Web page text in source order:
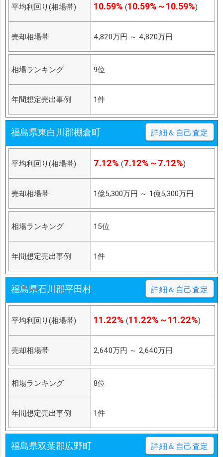
平均利回り(相場帯) 10.59% (10.59%～10.59%)
売却相場帯 4,820万円 ～ 4,820万円
相場ランキング 9位
年間想定売出事例 1件
福島県東白川郡棚倉町 詳細＆自己査定
平均利回り(相場帯) 7.12% (7.12%～7.12%)
売却相場帯 1億5,300万円 ～ 1億5,300万円
相場ランキング 15位
年間想定売出事例 1件
福島県石川郡平田村 詳細＆自己査定
平均利回り(相場帯) 11.22% (11.22%～11.22%)
売却相場帯 2,640万円 ～ 2,640万円
相場ランキング 8位
年間想定売出事例 1件
福島県双葉郡広野町 詳細＆自己査定